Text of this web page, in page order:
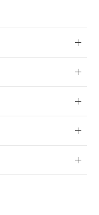
ては、営業部門も
から備考
た。
替を完了
ない限